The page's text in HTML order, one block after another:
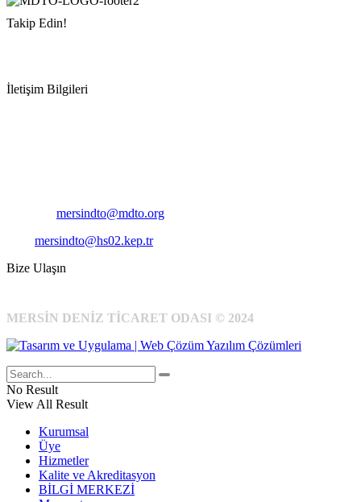
Takip Edin!
İletişim Bilgileri
mersindto@mdto.org
mersindto@hs02.kep.tr
Bize Ulaşın
MERSİN DENİZ TİCARET ODASI © 2024
No Result
View All Result
Kurumsal
Üye
Hizmetler
Kalite ve Akreditasyon
BİLGİ MERKEZİ